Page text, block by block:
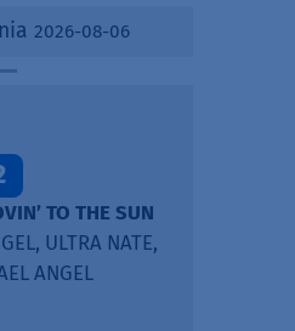
kamienny
2026-08-06
TO THE SUN
ULTRA NATE,
ANGEL